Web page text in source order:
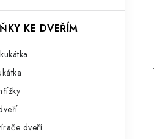
KE DVEŘÍM
dveří